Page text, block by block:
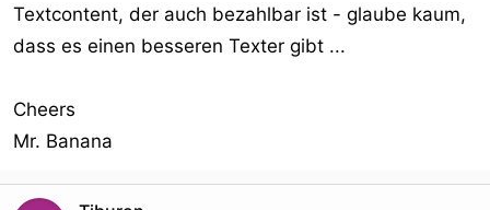
Textcontent, der auch bezahlbar ist - glaube kaum,
dass es einen besseren Texter gibt ...
Cheers
Mr. Banana